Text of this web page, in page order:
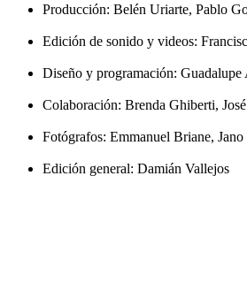
Producción: Belén Uriarte, Pablo
Edición de sonido y videos:
Diseño y programación: Guadalupe
Colaboración: Brenda Ghiberti,
Fotógrafos: Emmanuel Briane,
Edición general: Damián Vallejos